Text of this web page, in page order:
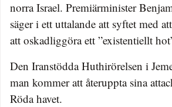
norra Israel. Premiärminister
säger i ett uttalande att syftet med
att oskadliggöra ett ”existentiellt
Den Iranstödda Huthirörelsen i
man kommer att återuppta sina
Röda havet.